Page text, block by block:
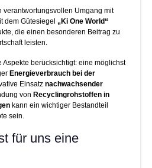
verantwortungsvollen Umgang mit
dem Gütesiegel „Ki One World“
die einen besonderen Beitrag zu
leisten.
berücksichtigt: eine möglichst
Energieverbrauch bei der
Einsatz nachwachsender
von Recyclingrohstoffen in
kann ein wichtiger Bestandteil
sein.
für uns eine